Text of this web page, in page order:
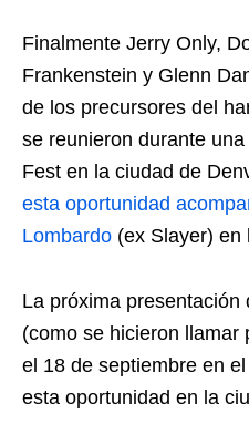
Finalmente Jerry Only,
Frankenstein y Glenn
de los precursores del
se reunieron durante
Fest en la ciudad de
esta oportunidad
Lombardo (ex Slayer) en
La próxima
(como se hicieron llamar
el 18 de septiembre en
esta oportunidad en la